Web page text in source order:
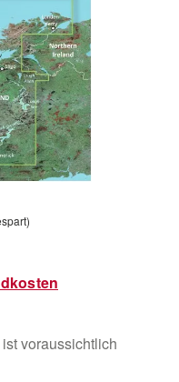
voraussichtlich